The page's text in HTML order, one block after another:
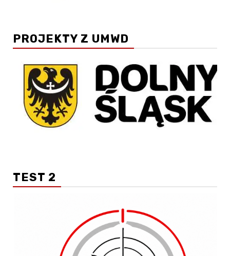
PROJEKTY Z UMWD
TEST 2